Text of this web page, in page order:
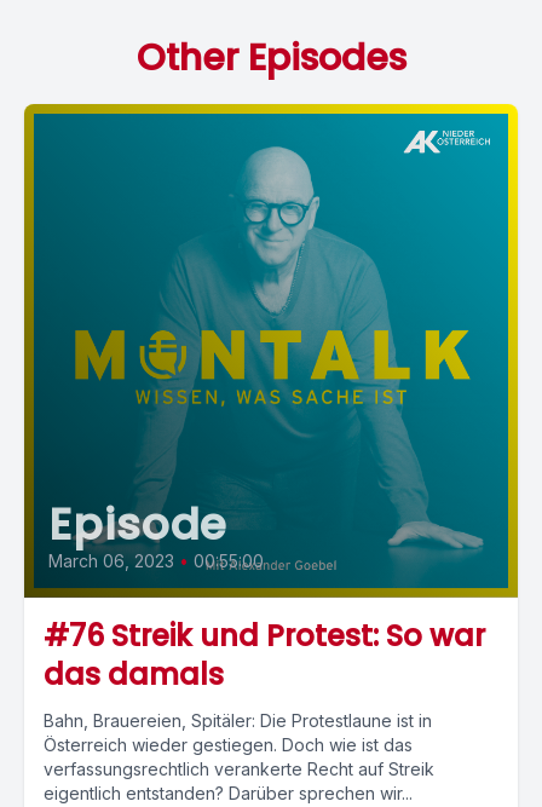
Other Episodes
Episode
March 06, 2023 • 00:55:00
#76 Streik und Protest: So war
das damals
Bahn, Brauereien, Spitäler: Die Protestlaune ist in
Österreich wieder gestiegen. Doch wie ist das
verfassungsrechtlich verankerte Recht auf Streik
eigentlich entstanden? Darüber sprechen wir...